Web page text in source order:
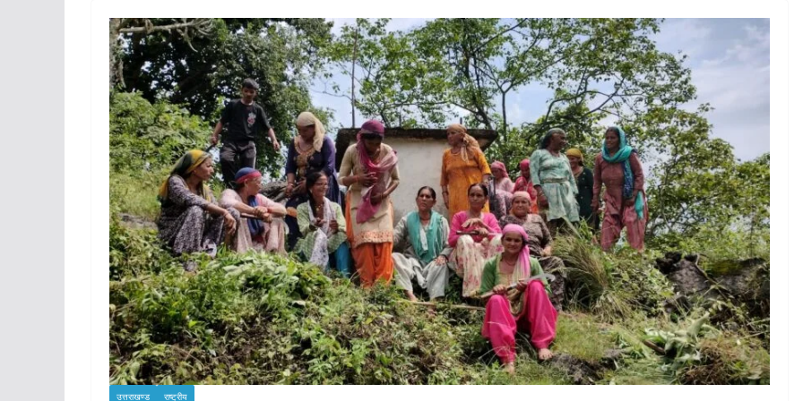
उत्तराखण्ड राष्ट्रीय